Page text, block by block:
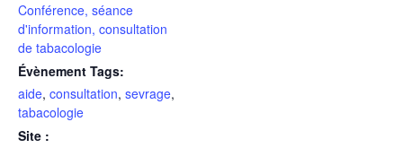
Conférence, séance
d'information, consultation
de tabacologie
Évènement Tags:
aide, consultation, sevrage,
tabacologie
Site :